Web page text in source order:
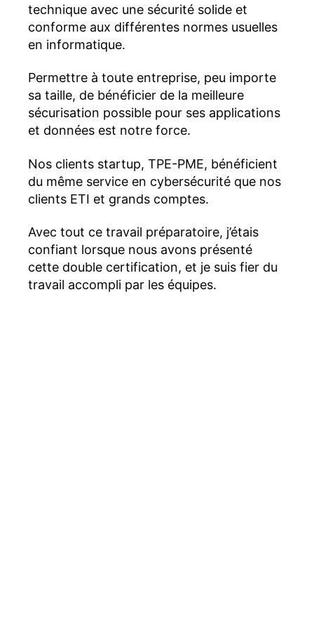
technique avec une sécurité solide et
conforme aux différentes normes usuelles
en informatique.
Permettre à toute entreprise, peu importe
sa taille, de bénéficier de la meilleure
sécurisation possible pour ses applications
et données est notre force.
Nos clients startup, TPE-PME, bénéficient
du même service en cybersécurité que nos
clients ETI et grands comptes.
Avec tout ce travail préparatoire, j’étais
confiant lorsque nous avons présenté
cette double certification, et je suis fier du
travail accompli par les équipes.